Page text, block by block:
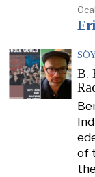
B.
of